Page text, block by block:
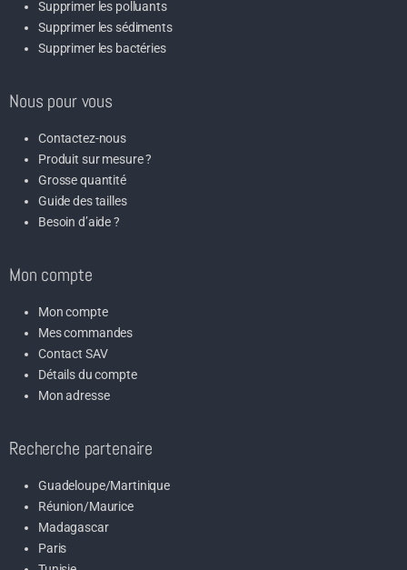
Supprimer les polluants
Supprimer les sédiments
Supprimer les bactéries
Nous pour vous
Contactez-nous
Produit sur mesure ?
Grosse quantité
Guide des tailles
Besoin d’aide ?
Mon compte
Mon compte
Mes commandes
Contact SAV
Détails du compte
Mon adresse
Recherche partenaire
Guadeloupe/Martinique
Réunion/Maurice
Madagascar
Paris